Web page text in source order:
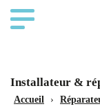
Installateur &
Accueil ›